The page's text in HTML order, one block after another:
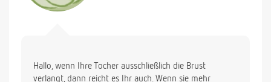
Hallo, wenn Ihre Tocher ausschließlich die Brust
verlangt, dann reicht es Ihr auch. Wenn sie mehr